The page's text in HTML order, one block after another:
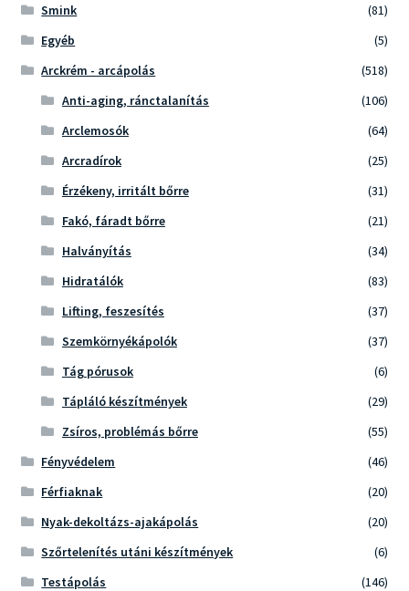
Smink
(81)
Egyéb
(5)
Arckrém - arcápolás
(518)
Anti-aging, ránctalanítás
(106)
Arclemosók
(64)
Arcradírok
(25)
Érzékeny, irritált bőrre
(31)
Fakó, fáradt bőrre
(21)
Halványítás
(34)
Hidratálók
(83)
Lifting, feszesítés
(37)
Szemkörnyékápolók
(37)
Tág pórusok
(6)
Tápláló készítmények
(29)
Zsíros, problémás bőrre
(55)
Fényvédelem
(46)
Férfiaknak
(20)
Nyak-dekoltázs-ajakápolás
(20)
Szőrtelenítés utáni készítmények
(6)
Testápolás
(146)